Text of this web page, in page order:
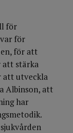
för
för
för att
att stärka
att utveckla
Albinson, att
har